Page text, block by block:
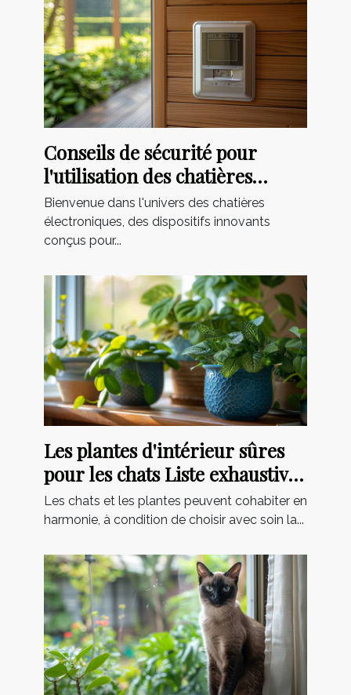
Conseils de sécurité pour
l'utilisation des chatières
électroniques
Bienvenue dans l'univers des chatières
électroniques, des dispositifs innovants
conçus pour...
Les plantes d'intérieur sûres
pour les chats Liste exhaustive
pour un foyer à l'épreuve des
félins
Les chats et les plantes peuvent cohabiter en
harmonie, à condition de choisir avec soin la...